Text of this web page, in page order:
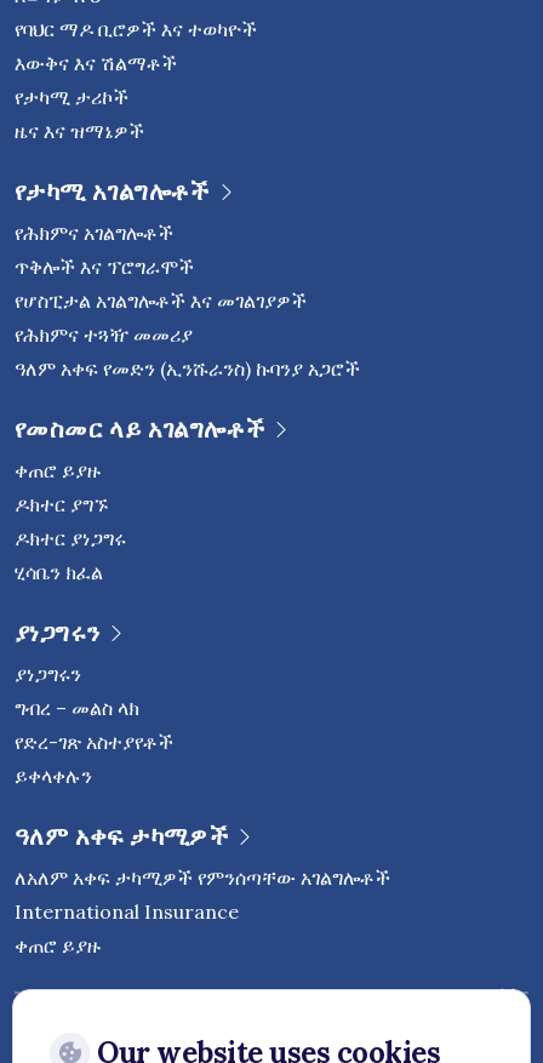
የባህር ማዶ ቢሮዎች እና ተወካዮች
እውቅና እና ሽልማቶች
የታካሚ ታሪኮች
ዜና እና ዝማኔዎች
የታካሚ አገልግሎቶች
የሕክምና አገልግሎቶች
ጥቅሎች እና ፕሮግራሞች
የሆስፒታል አገልግሎቶች እና መገልገያዎች
የሕክምና ተጓዥ መመሪያ
ዓለም አቀፍ የመድን (ኢንሹራንስ) ኩባንያ አጋሮች
የመስመር ላይ አገልግሎቶች
ቀጠሮ ይያዙ
ዶክተር ያግኙ
ዶክተር ያነጋግሩ
ሂሳቤን ክፈል
ያነጋግሩን
ያነጋግሩን
ግብረ – መልስ ላክ
የድረ-ገጽ አስተያየቶች
ይቀላቀሉን
ዓለም አቀፍ ታካሚዎች
ለአለም አቀፍ ታካሚዎች የምንሰጣቸው አገልግሎቶች
International Insurance
ቀጠሮ ይያዙ
ቬጅታኒ ኢንተርናሽናል ሆስፒታልን በማህበራዊ
ሚዲያ ላይ ይከተሉ
Our website uses cookies